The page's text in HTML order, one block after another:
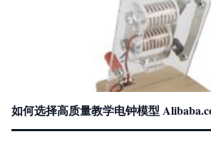
如何选择高质量教学电钟模型